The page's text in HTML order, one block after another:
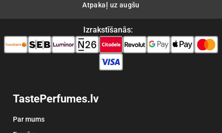
Atpakaļ uz augšu
Izrakstīšanās:
TastePerfumes.lv
Par mums